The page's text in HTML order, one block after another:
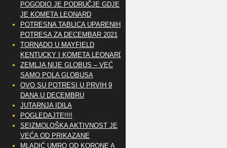
POGODIO JE PODRUČJE GDJE
JE KOMETA LEONARD
POTRESNA TABLICA UPARENIH
POTRESA ZA DECEMBAR 2021
TORNADO U MAYFIELD
KENTUCKY I KOMETA LEONARD
ZEMLJA NIJE GLOBUS – VEĆ
SAMO POLA GLOBUSA
OVO SU POTRESI U PRVIH 9
DANA U DECEMBRU
JUTARNJA IDILA
POGLEDAJTE!!!!
SEIZMOLOŠKA AKTIVNOST JE
VEĆA OD PRIKAZANE
MLADIĆ UMRO OD KORONE A